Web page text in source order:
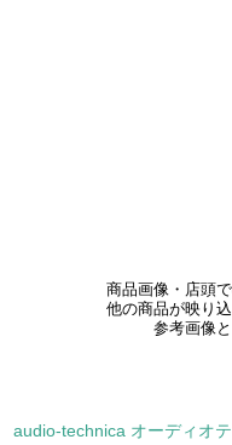
商品画像・店頭
他の商品が映り
参考画像
audio-technica オーディオ